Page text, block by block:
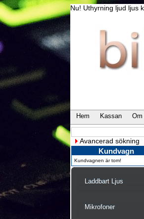
Nu! Uthyrning ljud ljus
Hem Kassan Om
Avancerad sökning
Kundvagn
Kundvagnen är tom!
Laddbart Ljus
Mikrofoner